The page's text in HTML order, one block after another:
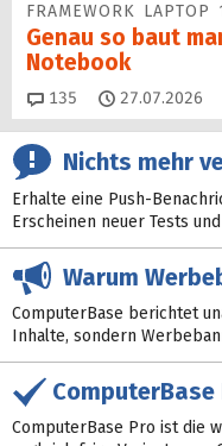
FRAMEWORK LAPTOP
Genau so baut
Notebook
135 Kommentare
27.07.2026
Nichts mehr
Erhalte eine Push-
Erscheinen neuer Tests
Warum
ComputerBase berichtet
Inhalte, sondern
ComputerBase
ComputerBase Pro ist die